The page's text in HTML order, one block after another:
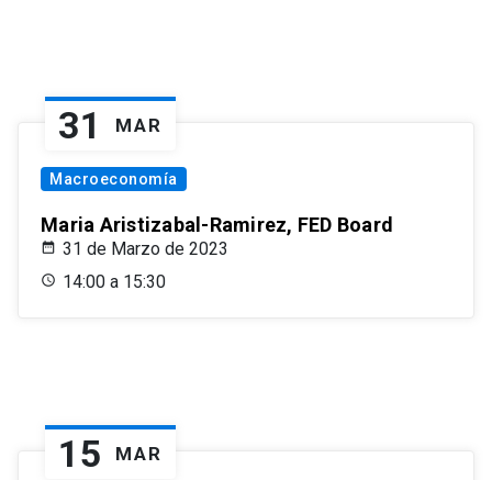
31 MAR
Macroeconomía
Maria Aristizabal-Ramirez, FED Board
31 de Marzo de 2023
14:00 a 15:30
15 MAR